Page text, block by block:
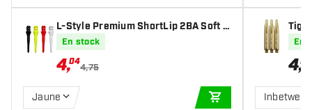
L-Style Premium ShortLip 2BA Soft T
ips
En stock
4,04
4,75
Jaune
AJOUTER AU
En
4,95
Inbetween